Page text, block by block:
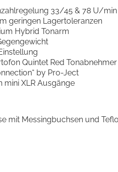
33/45 & 78 U/min
geringen Lagertoleranzen
Hybrid Tonarm
Quintet Red Tonabnehmer
by Pro-Ject
mini XLR Ausgänge
mit Messingbuchsen und